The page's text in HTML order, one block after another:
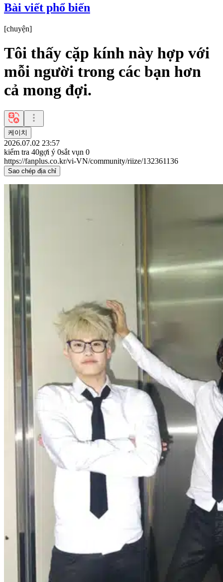
Bài viết phổ biến
[chuyện]
Tôi thấy cặp kính này hợp với
mỗi người trong các bạn hơn
cả mong đợi.
케이치
2026.07.02 23:57
kiểm tra 40gợi ý 0sắt vụn 0
https://fanplus.co.kr/vi-VN/community/riize/132361136
Sao chép địa chỉ